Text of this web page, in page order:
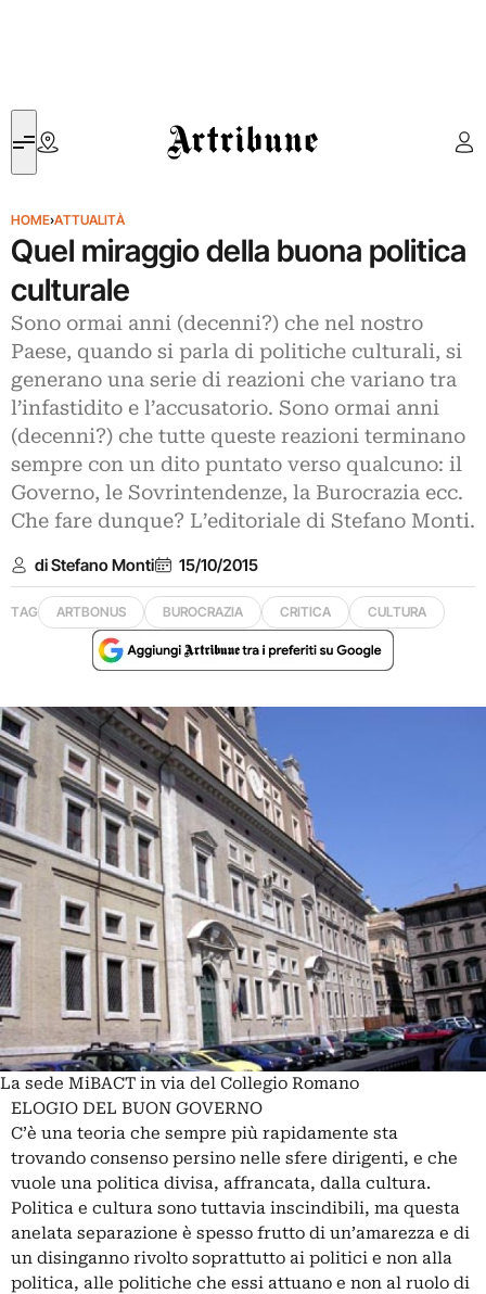
Artribune
HOME›ATTUALITÀ
Quel miraggio della buona politica
culturale
Sono ormai anni (decenni?) che nel nostro
Paese, quando si parla di politiche culturali, si
generano una serie di reazioni che variano tra
l’infastidito e l’accusatorio. Sono ormai anni
(decenni?) che tutte queste reazioni terminano
sempre con un dito puntato verso qualcuno: il
Governo, le Sovrintendenze, la Burocrazia ecc.
Che fare dunque? L’editoriale di Stefano Monti.
di Stefano Monti 15/10/2015
TAG ARTBONUS BUROCRAZIA CRITICA CULTURA
La sede MiBACT in via del Collegio Romano
ELOGIO DEL BUON GOVERNO
C’è una teoria che sempre più rapidamente sta
trovando consenso persino nelle sfere dirigenti, e che
vuole una politica divisa, affrancata, dalla cultura.
Politica e cultura sono tuttavia inscindibili, ma questa
anelata separazione è spesso frutto di un’amarezza e di
un disinganno rivolto soprattutto ai politici e non alla
politica, alle politiche che essi attuano e non al ruolo di